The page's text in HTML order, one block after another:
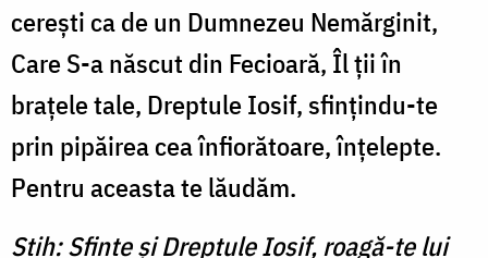
cereşti ca de un Dumnezeu Nemărginit,
Care S-a născut din Fecioară, Îl ţii în
braţele tale, Dreptule Iosif, sfinţindu-te
prin pipăirea cea înfiorătoare, înţelepte.
Pentru aceasta te lăudăm.
Stih: Sfinte şi Dreptule Iosif, roagă-te lui